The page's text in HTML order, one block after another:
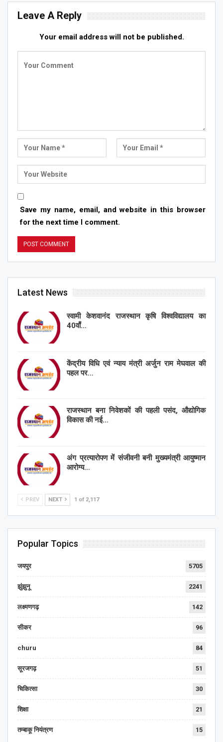
Leave A Reply
Your email address will not be published.
Save my name, email, and website in this browser
for the next time I comment.
Latest News
स्वामी केशवानंद राजस्थान कृषि विश्वविद्यालय का
40वाँ…
केंद्रीय विधि एवं न्याय मंत्री अर्जुन राम मेघवाल की
पहल पर…
राजस्थान बना निवेशकों की पहली पसंद, औद्योगिक
विकास की नई…
अंग प्रत्यारोपण में संजीवनी बनी मुख्यमंत्री आयुष्मान
आरोग्य…
PREV NEXT 1 of 2,117
Popular Topics
जयपुर 5705
झुंझुनू 2241
लक्ष्मणगढ़ 142
सीकर 96
churu 84
सूरजगढ़ 51
चिकित्सा 30
शिक्षा 21
तम्बाकू नियंत्रण 15